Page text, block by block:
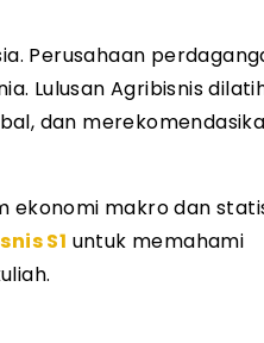
Perusahaan
Lulusan Agribisnis
dan
ekonomi makro dan
S1 untuk memahami